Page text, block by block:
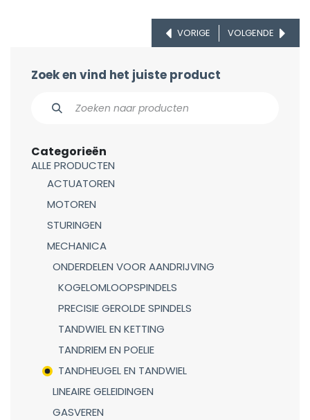
VORIGE VOLGENDE
Zoek en vind het juiste product
Categorieën
ALLE PRODUCTEN
ACTUATOREN
MOTOREN
STURINGEN
MECHANICA
ONDERDELEN VOOR AANDRIJVING
KOGELOMLOOPSPINDELS
PRECISIE GEROLDE SPINDELS
TANDWIEL EN KETTING
TANDRIEM EN POELIE
TANDHEUGEL EN TANDWIEL
LINEAIRE GELEIDINGEN
GASVEREN